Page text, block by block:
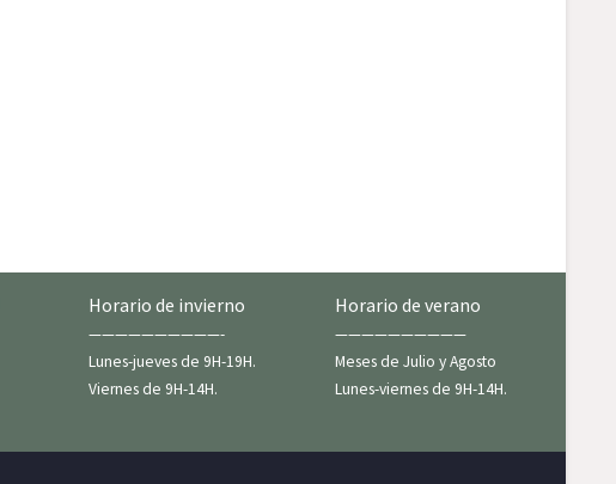
Horario de invierno
——————————-
Lunes-jueves de 9H-19H.
Viernes de 9H-14H.
Horario de verano
——————————
Meses de Julio y Agosto
Lunes-viernes de 9H-14H.